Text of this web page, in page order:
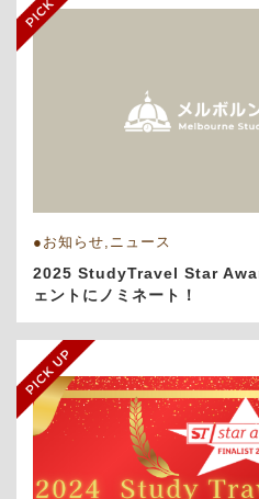
お知らせ,ニュース
2025 StudyTravel Star
ェントにノミネート！